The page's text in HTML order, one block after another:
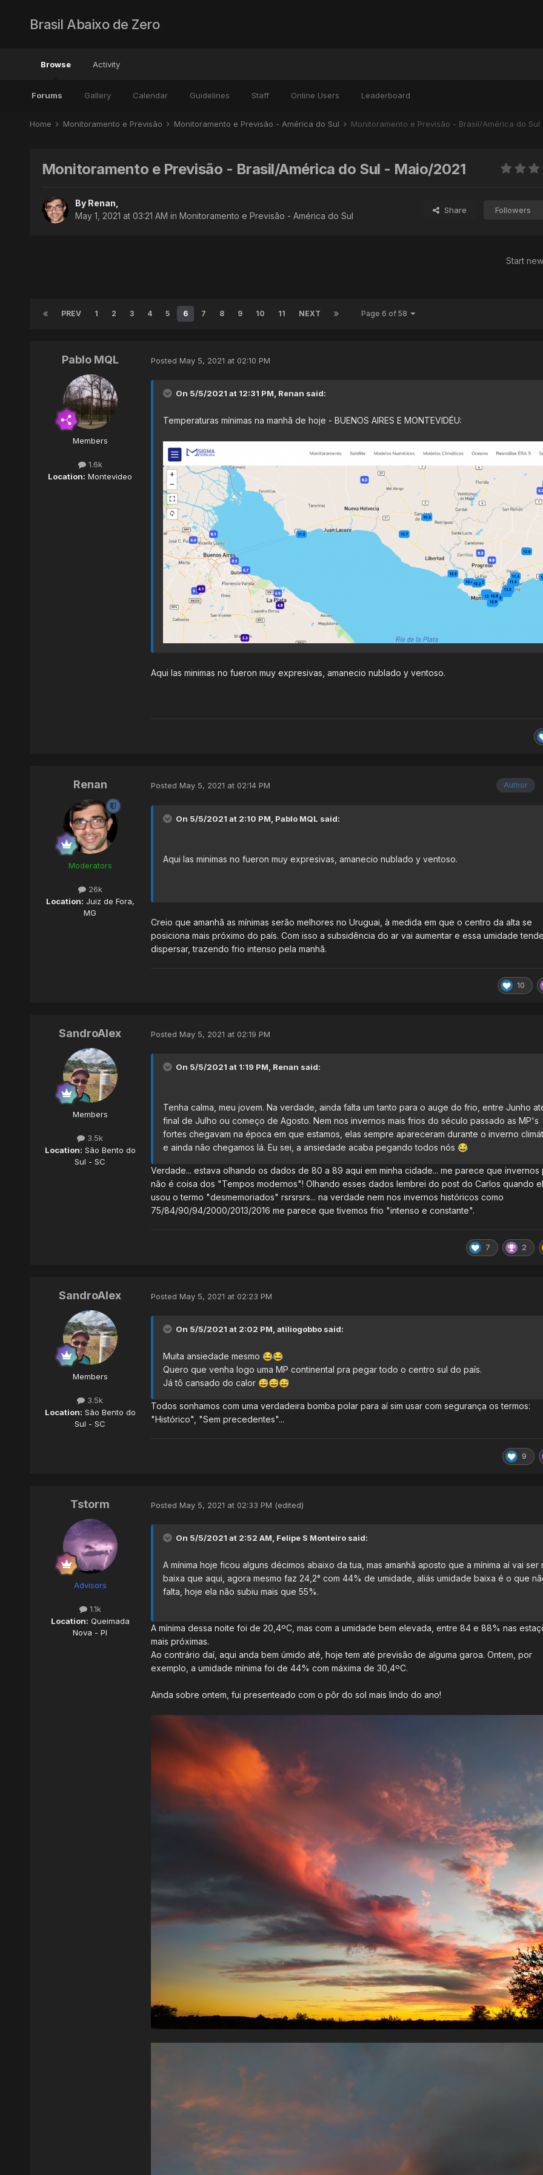
Brasil Abaixo de Zero
Browse
Forums Gallery Calendar Guidelines Staff Online Users Leaderboard
Activity
Home Monitoramento e Previsão Monitoramento e Previsão - América do Sul Monitoramento e Previsão - Brasil/América do Sul
Monitoramento e Previsão - Brasil/América do Sul - Maio/2021
By Renan
May 1, 2021 at 03:21 AM in Monitoramento e Previsão - América do Sul
Share Followers
Start
PREV 1 2 3 4 5 6 7 8 9 10 11 NEXT Page 6 of 58
Pablo MQL
Members
1.6k
Location: Montevideo
Posted May 5, 2021 at 02:10 PM
On 5/5/2021 at 12:31 PM, Renan said:
Temperaturas mínimas na manhã de hoje - BUENOS AIRES E MONTEVIDÉU:
Aqui las minimas no fueron muy expresivas, amanecio nublado y ventoso.
Renan
Moderators
26k
Location: Juiz de Fora,
MG
Author
Posted May 5, 2021 at 02:14 PM
On 5/5/2021 at 2:10 PM, Pablo MQL said:
Aqui las minimas no fueron muy expresivas, amanecio nublado y ventoso.
Creio que amanhã as mínimas serão melhores no Uruguai, à medida em que o centro da alta se
posiciona mais próximo do país. Com isso a subsidência do ar vai aumentar e essa umidade
dispersar, trazendo frio intenso pela manhã.
10
SandroAlex
Members
3.5k
Location: São Bento do
Sul - SC
Posted May 5, 2021 at 02:19 PM
On 5/5/2021 at 1:19 PM, Renan said:
Tenha calma, meu jovem. Na verdade, ainda falta um tanto para o auge do frio, entre Junho
final de Julho ou começo de Agosto. Nem nos invernos mais frios do século passado as MP's
fortes chegavam na época em que estamos, elas sempre apareceram durante o inverno
e ainda não chegamos lá. Eu sei, a ansiedade acaba pegando todos nós 😂
Verdade... estava olhando os dados de 80 a 89 aqui em minha cidade... me parece que invernos
não é coisa dos "Tempos modernos"! Olhando esses dados lembrei do post do Carlos quando
usou o termo "desmemoriados" rsrsrsrs... na verdade nem nos invernos históricos como
75/84/90/94/2000/2013/2016 me parece que tivemos frio "intenso e constante".
7 2
SandroAlex
Members
3.5k
Location: São Bento do
Sul - SC
Posted May 5, 2021 at 02:23 PM
On 5/5/2021 at 2:02 PM, atiliogobbosaid:
Muita ansiedade mesmo 😂😂
Quero que venha logo uma MP continental pra pegar todo o centro sul do país.
Já tô cansado do calor 😅😅😅
Todos sonhamos com uma verdadeira bomba polar para aí sim usar com segurança os termos:
"Histórico", "Sem precedentes"...
9
Tstorm
Advisors
1.1k
Location: Queimada
Nova - PI
Posted May 5, 2021 at 02:33 PM (edited)
On 5/5/2021 at 2:52 AM, Felipe S Monteirosaid:
A mínima hoje ficou alguns décimos abaixo da tua, mas amanhã aposto que a mínima aí vai ser
baixa que aqui, agora mesmo faz 24,2° com 44% de umidade, aliás umidade baixa é o que
falta, hoje ela não subiu mais que 55%.
A mínima dessa noite foi de 20,4ºC, mas com a umidade bem elevada, entre 84 e 88% nas
mais próximas.
Ao contrário daí, aqui anda bem úmido até, hoje tem até previsão de alguma garoa. Ontem, por
exemplo, a umidade mínima foi de 44% com máxima de 30,4ºC.
Ainda sobre ontem, fui presenteado com o pôr do sol mais lindo do ano!